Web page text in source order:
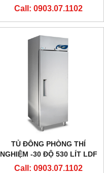
HÃNG EVERMED - Ý
Call: 0903.07.1102
TỦ ĐÔNG PHÒNG THÍ
NGHIỆM -30 ĐỘ 530 LÍT LDF
530 HÃNG EVERMED - Ý
Call: 0903.07.1102